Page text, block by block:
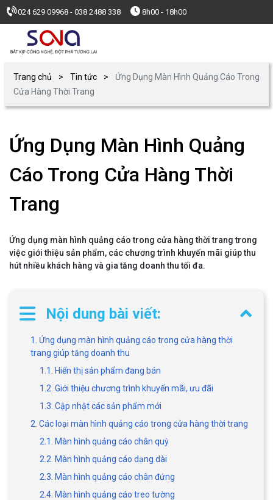
024 629 09968 - 038 2488 338 8h00 - 18h00
Trang chủ Tin tức
Ứng Dụng Màn Hình Quảng Cáo Trong
Cửa Hàng Thời Trang
Ứng Dụng Màn Hình Quảng
Cáo Trong Cửa Hàng Thời
Trang
Ứng dụng màn hình quảng cáo trong cửa hàng thời trang trong
việc giới thiệu sản phẩm, các chương trình khuyến mãi giúp thu
hút nhiều khách hàng và gia tăng doanh thu tối đa.
Nội dung bài viết:
1. Ứng dụng màn hình quảng cáo trong cửa hàng thời
trang giúp tăng doanh thu
1.1. Hiển thị sản phẩm đang bán
1.2. Giới thiệu chương trình khuyến mãi, ưu đãi
1.3. Cập nhật các sản phẩm mới
2. Các loại màn hình quảng cáo trong cửa hàng thời trang
2.1. Màn hình quảng cáo chân quỳ
2.2. Màn hình quảng cáo dạng dài
2.3. Màn hình quảng cáo chân đứng
2.4. Màn hình quảng cáo treo tường